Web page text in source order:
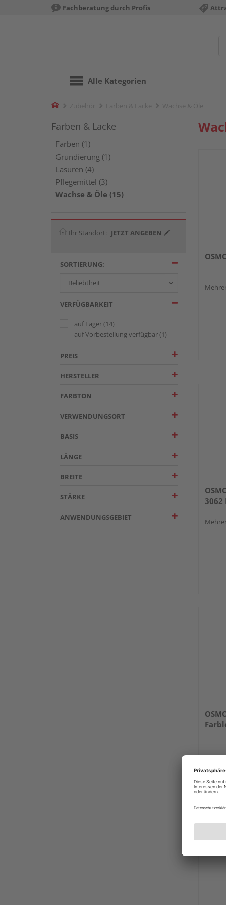
Fachberatung durch Profis
Alle Kategorien
Home
Farben & Lacke
Farben (1)
Grundierung (1)
Lasuren (4)
Pflegemittel (3)
Wachse & Öle (15)
Ihr Standort: JETZT ANGEBEN
SORTIERUNG:
VERFÜGBARKEIT
auf Lager(14)
auf Vorbestellung verfügbar(1)
PREIS
HERSTELLER
FARBTON
VERWENDUNGSORT
BASIS
LÄNGE
BREITE
STÄRKE
ANWENDUNGSGEBIET
3062